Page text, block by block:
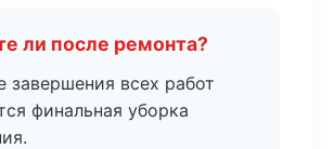
ли после ремонта?
завершения всех работ
финальная уборка